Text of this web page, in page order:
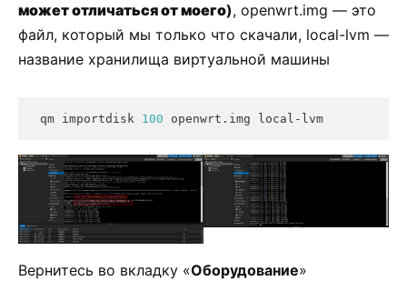
может отличаться от моего), openwrt.img — это
файл, который мы только что скачали, local-lvm —
название хранилища виртуальной машины
qm importdisk 100 openwrt.img local-lvm
Вернитесь во вкладку «Оборудование»